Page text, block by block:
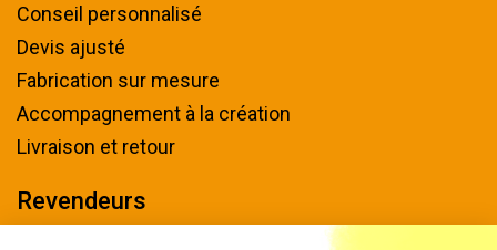
Conseil personnalisé
Devis ajusté
Fabrication sur mesure
Accompagnement à la création
Livraison et retour
Revendeurs